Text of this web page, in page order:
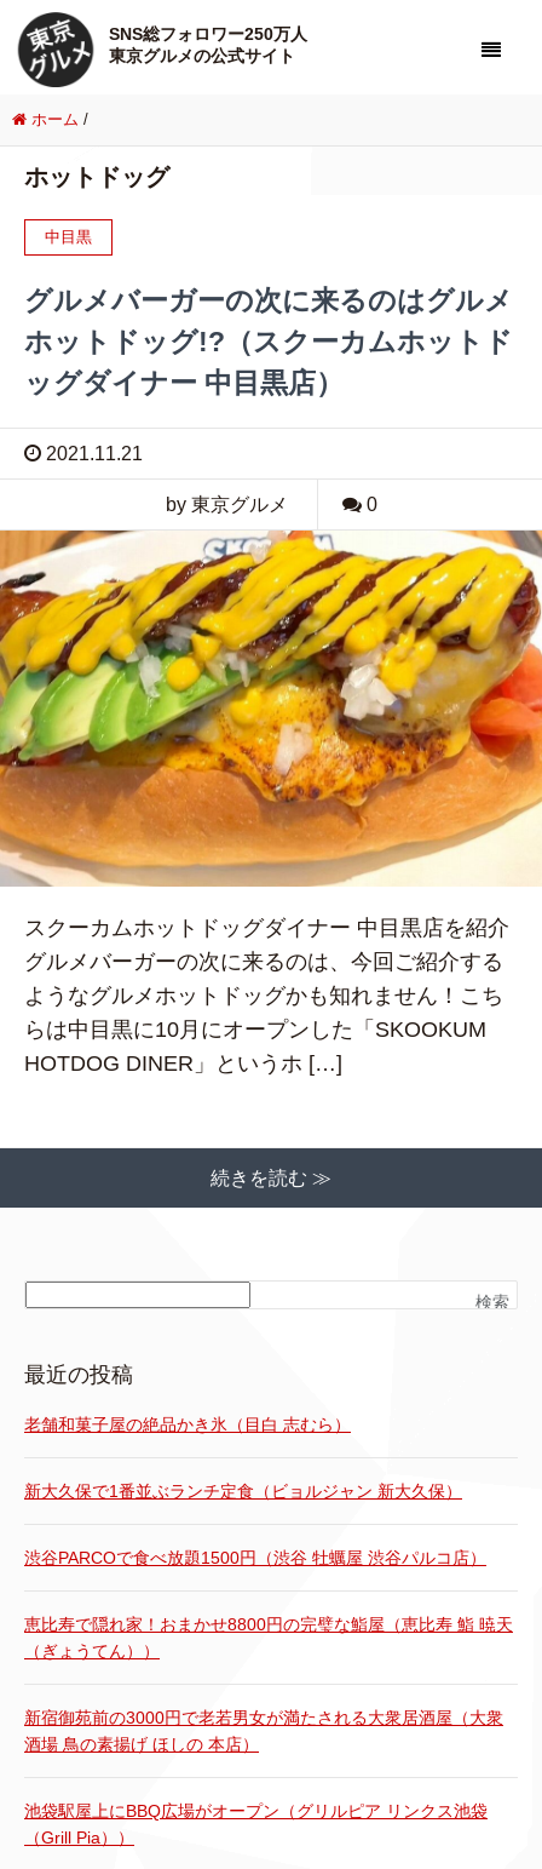
SNS総フォロワー250万人
東京グルメの公式サイト
ホーム /
ホットドッグ
中目黒
グルメバーガーの次に来るのはグルメ
ホットドッグ!?（スクーカムホットド
ッグダイナー 中目黒店）
2021.11.21
by 東京グルメ 0
スクーカムホットドッグダイナー 中目黒店を紹介
グルメバーガーの次に来るのは、今回ご紹介する
ようなグルメホットドッグかも知れません！こち
らは中目黒に10月にオープンした「SKOOKUM
HOTDOG DINER」というホ […]
続きを読む ≫
検索
最近の投稿
老舗和菓子屋の絶品かき氷（目白 志むら）
新大久保で1番並ぶランチ定食（ビョルジャン 新大久保）
渋谷PARCOで食べ放題1500円（渋谷 牡蠣屋 渋谷パルコ店）
恵比寿で隠れ家！おまかせ8800円の完璧な鮨屋（恵比寿 鮨 暁天
（ぎょうてん））
新宿御苑前の3000円で老若男女が満たされる大衆居酒屋（大衆
酒場 鳥の素揚げ ほしの 本店）
池袋駅屋上にBBQ広場がオープン（グリルピア リンクス池袋
（Grill Pia））